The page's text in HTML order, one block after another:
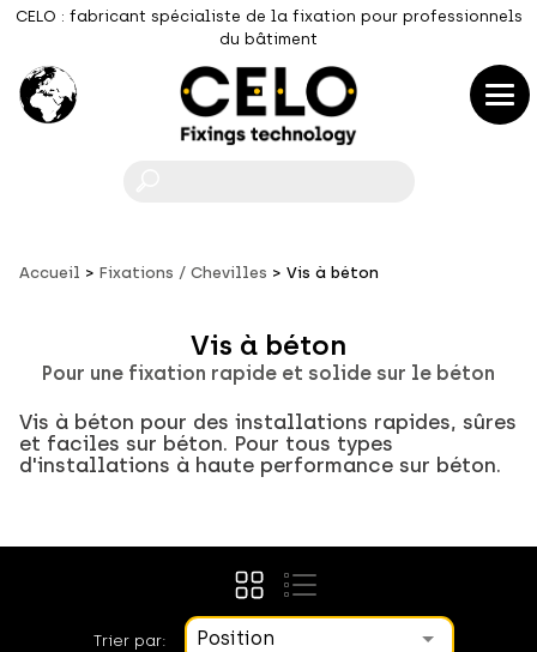
CELO : fabricant spécialiste de la fixation pour professionnels
du bâtiment
Accueil Fixations / Chevilles Vis à béton
Vis à béton
Pour une fixation rapide et solide sur le béton
Vis à béton pour des installations rapides, sûres
et faciles sur béton. Pour tous types
d'installations à haute performance sur béton.
Trier par: Position